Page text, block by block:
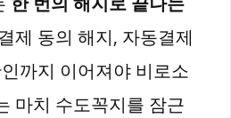
제 동의 해지, 자동결제
까지 이어져야 비로소
마치 수도꼭지를 잠근